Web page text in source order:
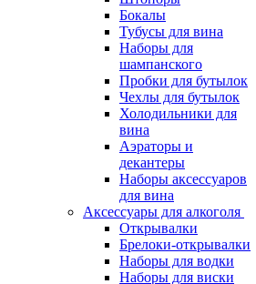
Бокалы
Тубусы для вина
Наборы для
шампанского
Пробки для бутылок
Чехлы для бутылок
Холодильники для
вина
Аэраторы и
декантеры
Наборы аксессуаров
для вина
Аксессуары для алкоголя
Открывалки
Брелоки-открывалки
Наборы для водки
Наборы для виски